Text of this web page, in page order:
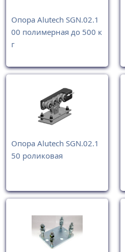
Опора Alutech SGN.02.1
00 полимерная до 500 к
г
Опора Alutech SGN.02.1
50 роликовая